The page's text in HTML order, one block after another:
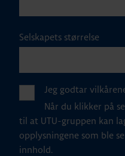
Selskapets størrelse
Jeg godtar
Når du klikker på
til at UTU-gruppen kan
opplysningene som ble
innhold.